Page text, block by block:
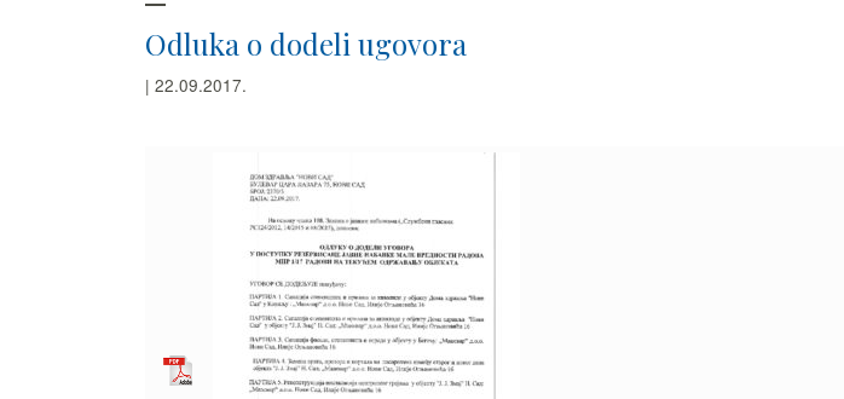
Odluka o dodeli ugovora
| 22.09.2017.